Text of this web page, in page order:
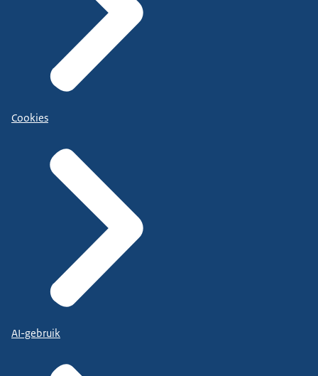
Cookies
AI-gebruik